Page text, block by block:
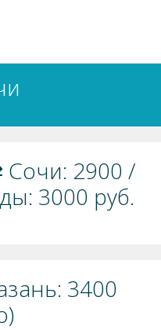
2900 /
3000 руб.
3400